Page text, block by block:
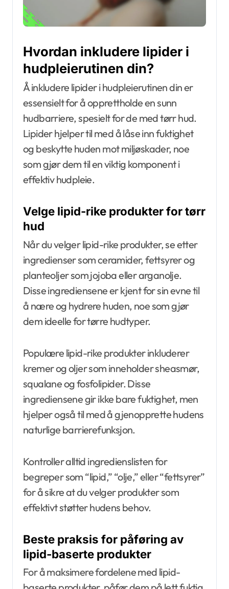
Hvordan inkludere lipider i
hudpleierutinen din?
Å inkludere lipider i hudpleierutinen din er
essensielt for å opprettholde en sunn
hudbarriere, spesielt for de med tørr hud.
Lipider hjelper til med å låse inn fuktighet
og beskytte huden mot miljøskader, noe
som gjør dem til en viktig komponent i
effektiv hudpleie.
Velge lipid-rike produkter for tørr
hud
Når du velger lipid-rike produkter, se etter
ingredienser som ceramider, fettsyrer og
planteoljer som jojoba eller arganolje.
Disse ingrediensene er kjent for sin evne til
å nære og hydrere huden, noe som gjør
dem ideelle for tørre hudtyper.
Populære lipid-rike produkter inkluderer
kremer og oljer som inneholder sheasmør,
squalane og fosfolipider. Disse
ingrediensene gir ikke bare fuktighet, men
hjelper også til med å gjenopprette hudens
naturlige barrierefunksjon.
Kontroller alltid ingredienslisten for
begreper som “lipid,” “olje,” eller “fettsyrer”
for å sikre at du velger produkter som
effektivt støtter hudens behov.
Beste praksis for påføring av
lipid-baserte produkter
For å maksimere fordelene med lipid-